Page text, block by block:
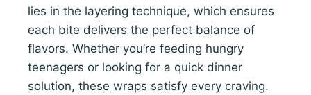
lies in the layering technique, which ensures
each bite delivers the perfect balance of
flavors. Whether you’re feeding hungry
teenagers or looking for a quick dinner
solution, these wraps satisfy every craving.